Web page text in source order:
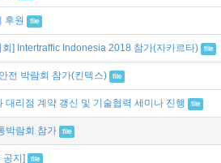
후원 file
회] Intertraffic Indonesia 2018 참가(자카르타) file
전 박람회 참가(킨텍스) file
대리점 계약 갱신 및 기술협력 세미나 진행 file
박람회 참가 file
공지] file